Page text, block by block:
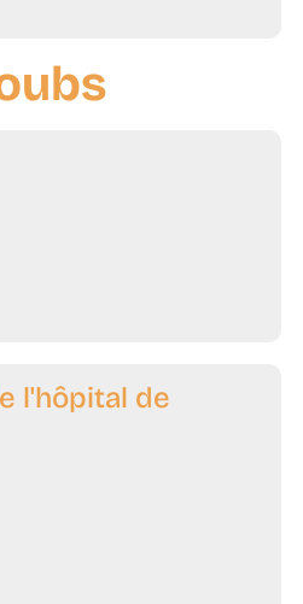
l'hôpital de